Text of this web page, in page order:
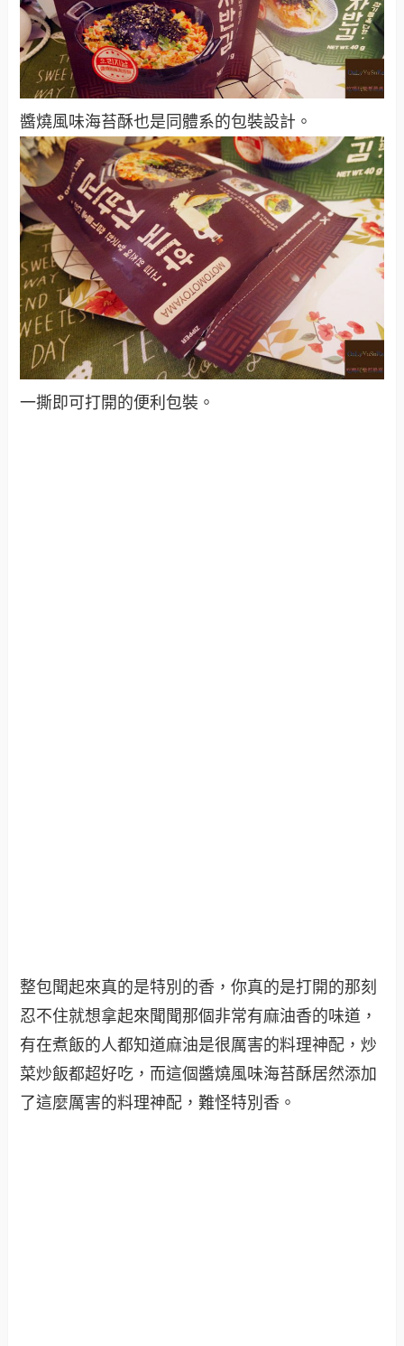
醬燒風味海苔酥也是同體系的包裝設計。
一撕即可打開的便利包裝。
整包聞起來真的是特別的香，你真的是打開的那刻
忍不住就想拿起來聞聞那個非常有麻油香的味道，
有在煮飯的人都知道麻油是很厲害的料理神配，炒
菜炒飯都超好吃，而這個醬燒風味海苔酥居然添加
了這麼厲害的料理神配，難怪特別香。